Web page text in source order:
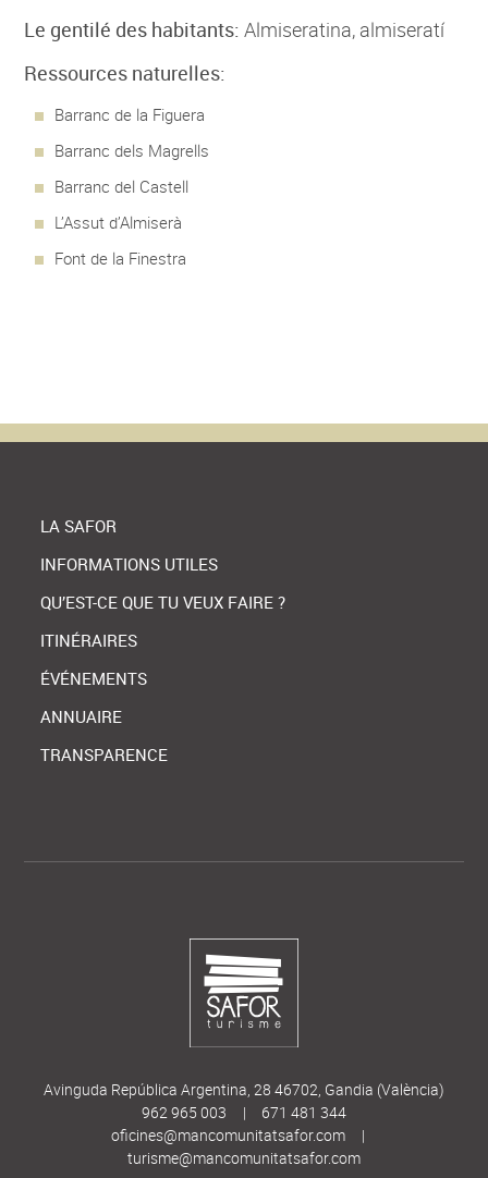
Le gentilé des habitants:Almiseratina, almiseratí
Ressources naturelles:
Barranc de la Figuera
Barranc dels Magrells
Barranc del Castell
L’Assut d’Almiserà
Font de la Finestra
LA SAFOR
INFORMATIONS UTILES
QU’EST-CE QUE TU VEUX FAIRE ?
ITINÉRAIRES
ÉVÉNEMENTS
ANNUAIRE
TRANSPARENCE
Avinguda República Argentina, 28 46702, Gandia (València)
962 965 003
|
671 481 344
oficines@mancomunitatsafor.com
|
turisme@mancomunitatsafor.com